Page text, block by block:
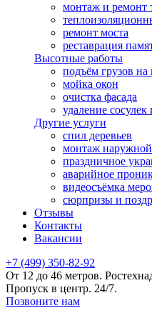
монтаж и ремонт
ремонт моста
реставрация
Высотные работы
подъём грузов на
мойка окон
очистка фасада
удаление сосулек
Другие услуги
спил деревьев
монтаж
праздничное
аварийное
видеосъёмка
сюрпризы и
Отзывы
Контакты
Вакансии
+7 (499) 350-82-92
От 12 до 46 метров.
Пропуск в центр. 24/7.
Позвоните нам